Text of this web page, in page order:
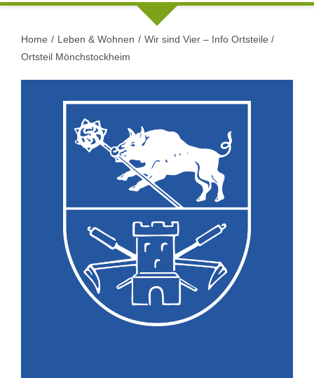
Home Leben & Wohnen
Wir sind Vier – Info Ortsteile
Ortsteil Mönchstockheim